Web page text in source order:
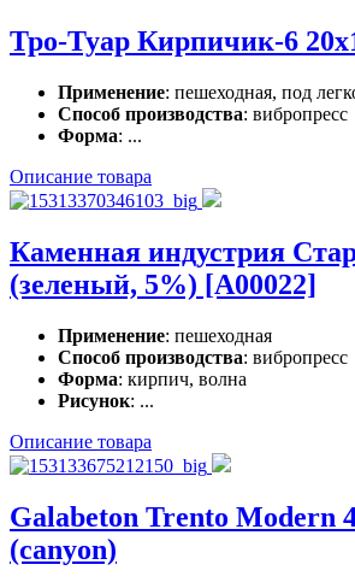
Тро-Туар Кирпичик-6
Применение: пешеходная, под
Способ производства: вибропресс
Форма: ...
Описание товара
Каменная индустрия
(зеленый, 5%) [A00022]
Применение: пешеходная
Способ производства: вибропресс
Форма: кирпич, волна
Рисунок: ...
Описание товара
Galabeton Trento Modern
(canyon)